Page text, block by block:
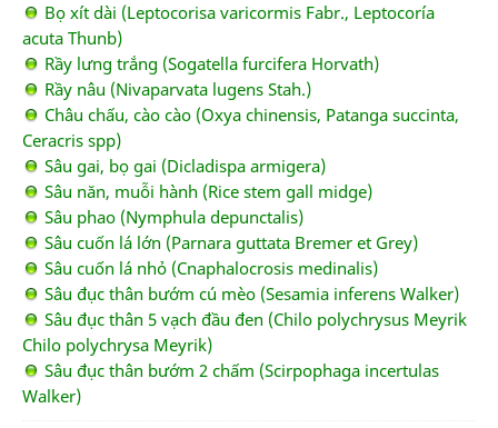
Bọ xít dài (Leptocorisa varicormis Fabr., Leptocoría
acuta Thunb)
Rầy lưng trắng (Sogatella furcifera Horvath)
Rầy nâu (Nivaparvata lugens Stah.)
Châu chấu, cào cào (Oxya chinensis, Patanga succinta,
Ceracris spp)
Sâu gai, bọ gai (Dicladispa armigera)
Sâu năn, muỗi hành (Rice stem gall midge)
Sâu phao (Nymphula depunctalis)
Sâu cuốn lá lớn (Parnara guttata Bremer et Grey)
Sâu cuốn lá nhỏ (Cnaphalocrosis medinalis)
Sâu đục thân bướm cú mèo (Sesamia inferens Walker)
Sâu đục thân 5 vạch đầu đen (Chilo polychrysus Meyrik
Chilo polychrysa Meyrik)
Sâu đục thân bướm 2 chấm (Scirpophaga incertulas
Walker)